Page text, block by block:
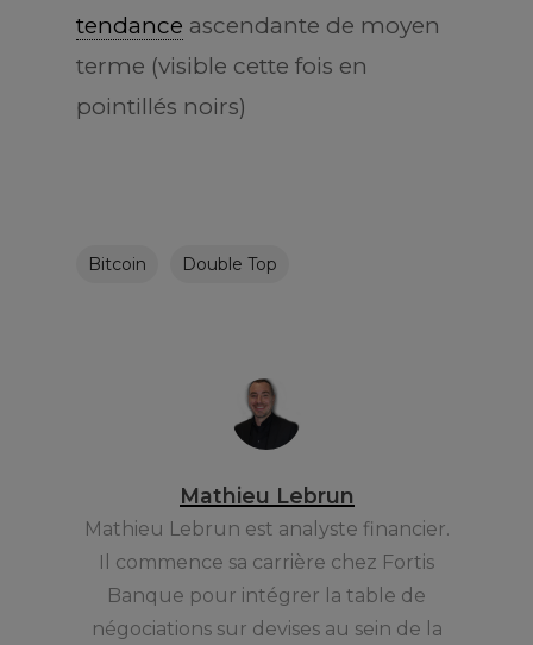
tendance ascendante de moyen
terme (visible cette fois en
pointillés noirs)
Bitcoin Double Top
Mathieu Lebrun
Mathieu Lebrun est analyste financier.
Il commence sa carrière chez Fortis
Banque pour intégrer la table de
négociations sur devises au sein de la